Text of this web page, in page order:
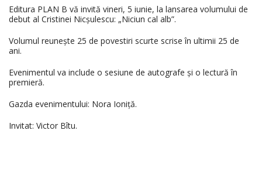
Editura PLAN B vă invită vineri, 5 iunie, la lansarea volumului de
debut al Cristinei Nicșulescu: „Niciun cal alb”.
Volumul reunește 25 de povestiri scurte scrise în ultimii 25 de
ani.
Evenimentul va include o sesiune de autografe și o lectură în
premieră.
Gazda evenimentului: Nora Ioniță.
Invitat: Victor Bîtu.